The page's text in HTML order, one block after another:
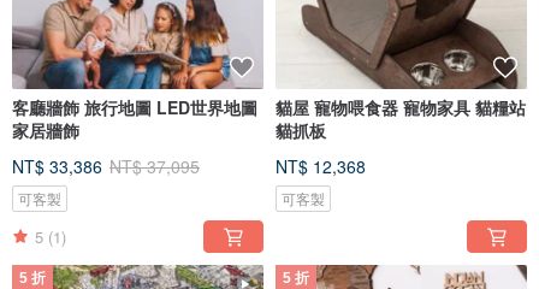
客廳牆飾 旅行地圖 LED世界地圖
家居牆飾
NT$ 33,386 NT$ 37,095
可客製
5 (1)
貓屋 寵物喂食器 寵物家具 貓糧站
貓抓板
NT$ 12,368
可客製
5 折 5 折